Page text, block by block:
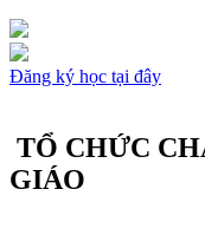
Đăng ký học tại đây
TỔ CHỨC
GIÁO